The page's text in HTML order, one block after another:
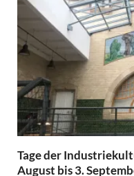
Tage der
August bis 3.